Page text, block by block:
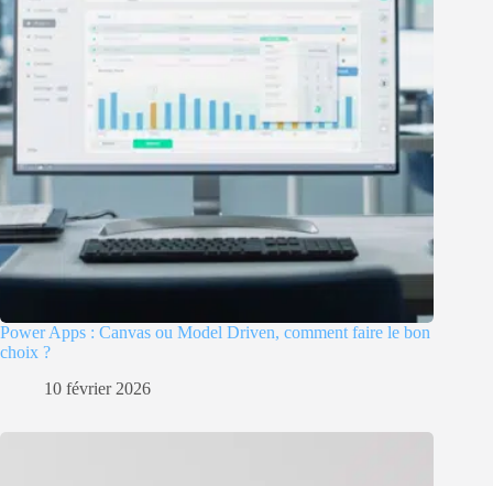
Power Apps : Canvas ou Model Driven, comment faire le bon
choix ?
10 février 2026